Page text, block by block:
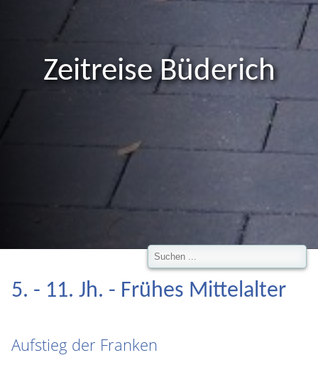
Zeitreise Büderich
5. - 11. Jh. - Frühes Mittelalter
Aufstieg der Franken